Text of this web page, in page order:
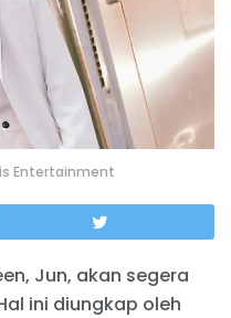
Entertainment
Jun, akan segera
ini diungkap oleh